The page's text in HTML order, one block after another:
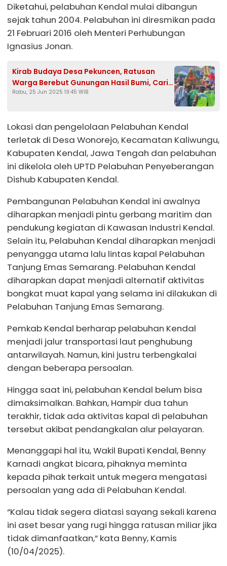
Diketahui, pelabuhan Kendal mulai dibangun
sejak tahun 2004. Pelabuhan ini diresmikan pada
21 Februari 2016 oleh Menteri Perhubungan
Ignasius Jonan.
Kirab Budaya Desa Pekuncen, Ratusan
Warga Berebut Gunungan Hasil Bumi, Cari
Keberkahan
Rabu, 25 Jun 2025 19:45 WIB
Lokasi dan pengelolaan Pelabuhan Kendal
terletak di Desa Wonorejo, Kecamatan Kaliwungu,
Kabupaten Kendal, Jawa Tengah dan pelabuhan
ini dikelola oleh UPTD Pelabuhan Penyeberangan
Dishub Kabupaten Kendal.
Pembangunan Pelabuhan Kendal ini awalnya
diharapkan menjadi pintu gerbang maritim dan
pendukung kegiatan di Kawasan Industri Kendal.
Selain itu, Pelabuhan Kendal diharapkan menjadi
penyangga utama lalu lintas kapal Pelabuhan
Tanjung Emas Semarang. Pelabuhan Kendal
diharapkan dapat menjadi alternatif aktivitas
bongkat muat kapal yang selama ini dilakukan di
Pelabuhan Tanjung Emas Semarang.
Pemkab Kendal berharap pelabuhan Kendal
menjadi jalur transportasi laut penghubung
antarwilayah. Namun, kini justru terbengkalai
dengan beberapa persoalan.
Hingga saat ini, pelabuhan Kendal belum bisa
dimaksimalkan. Bahkan, Hampir dua tahun
terakhir, tidak ada aktivitas kapal di pelabuhan
tersebut akibat pendangkalan alur pelayaran.
Menanggapi hal itu, Wakil Bupati Kendal, Benny
Karnadi angkat bicara, pihaknya meminta
kepada pihak terkait untuk megera mengatasi
persoalan yang ada di Pelabuhan Kendal.
“Kalau tidak segera diatasi sayang sekali karena
ini aset besar yang rugi hingga ratusan miliar jika
tidak dimanfaatkan,” kata Benny, Kamis
(10/04/2025).